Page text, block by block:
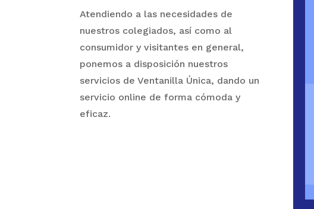
Atendiendo a las necesidades de
nuestros colegiados, así como al
consumidor y visitantes en general,
ponemos a disposición nuestros
servicios de Ventanilla Única, dando un
servicio online de forma cómoda y
eficaz.